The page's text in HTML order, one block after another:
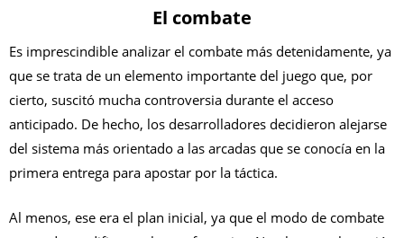
El combate
Es imprescindible analizar el combate más detenidamente, ya
que se trata de un elemento importante del juego que, por
cierto, suscitó mucha controversia durante el acceso
anticipado. De hecho, los desarrolladores decidieron alejarse
del sistema más orientado a las arcadas que se conocía en la
primera entrega para apostar por la táctica.
Al menos, ese era el plan inicial, ya que el modo de combate